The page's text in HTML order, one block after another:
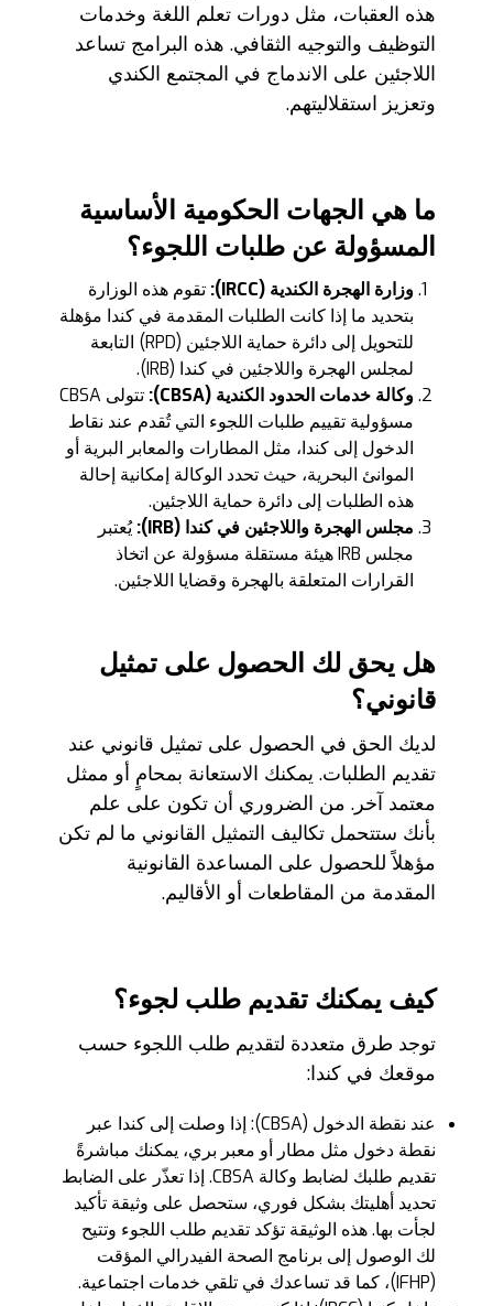
هذه العقبات، مثل دورات تعلم اللغة وخدمات
التوظيف والتوجيه الثقافي. هذه البرامج تساعد
اللاجئين على الاندماج في المجتمع الكندي
وتعزيز استقلاليتهم.
ما هي الجهات الحكومية الأساسية
المسؤولة عن طلبات اللجوء؟
وزارة الهجرة الكندية (IRCC
): تقوم هذه الوزارة
بتحديد ما إذا كانت الطلبات المقدمة في كندا مؤهلة
للتحويل إلى دائرة حماية اللاجئين (RPD) التابعة
لمجلس الهجرة واللاجئين في كندا (IRB).
وكالة خدمات الحدود الكندية (CBSA
):
تتولى CBSA
مسؤولية تقييم طلبات اللجوء التي تُقدم عند نقاط
الدخول إلى كندا، مثل المطارات والمعابر البرية أو
الموانئ البحرية، حيث تحدد الوكالة إمكانية إحالة
هذه الطلبات إلى دائرة حماية اللاجئين.
مجلس الهجرة واللاجئين في كندا (IRB
):يُعتبر
مجلس IRB هيئة مستقلة مسؤولة عن اتخاذ
القرارات المتعلقة بالهجرة وقضايا اللاجئين.
هل يحق لك الحصول على تمثيل
قانوني؟
لديك الحق في الحصول على تمثيل قانوني عند
تقديم الطلبات. يمكنك الاستعانة بمحامٍ أو ممثل
معتمد آخر. من الضروري أن تكون على علم
بأنك ستتحمل تكاليف التمثيل القانوني ما لم تكن
مؤهلاً للحصول على المساعدة القانونية
المقدمة من المقاطعات أو الأقاليم.
كيف يمكنك تقديم طلب لجوء؟
توجد طرق متعددة لتقديم طلب اللجوء حسب
موقعك في كندا:
عند نقطة الدخول (CBSA): إذا وصلت إلى كندا عبر
نقطة دخول مثل مطار أو معبر بري، يمكنك مباشرةً
تقديم طلبك لضابط وكالة CBSA. إذا تعذّر على الضابط
تحديد أهليتك بشكل فوري، ستحصل على وثيقة تأكيد
لجأت بها. هذه الوثيقة تؤكد تقديم طلب اللجوء وتتيح
لك الوصول إلى برنامج الصحة الفيدرالي المؤقت
(IFHP)، كما قد تساعدك في تلقي خدمات اجتماعية.